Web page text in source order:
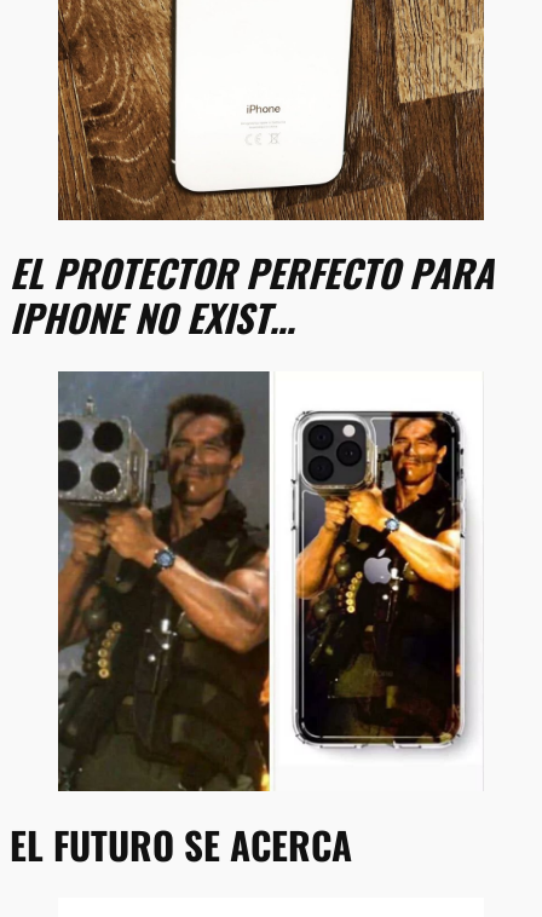
EL PROTECTOR PERFECTO PARA
IPHONE NO EXIST…
EL FUTURO SE ACERCA